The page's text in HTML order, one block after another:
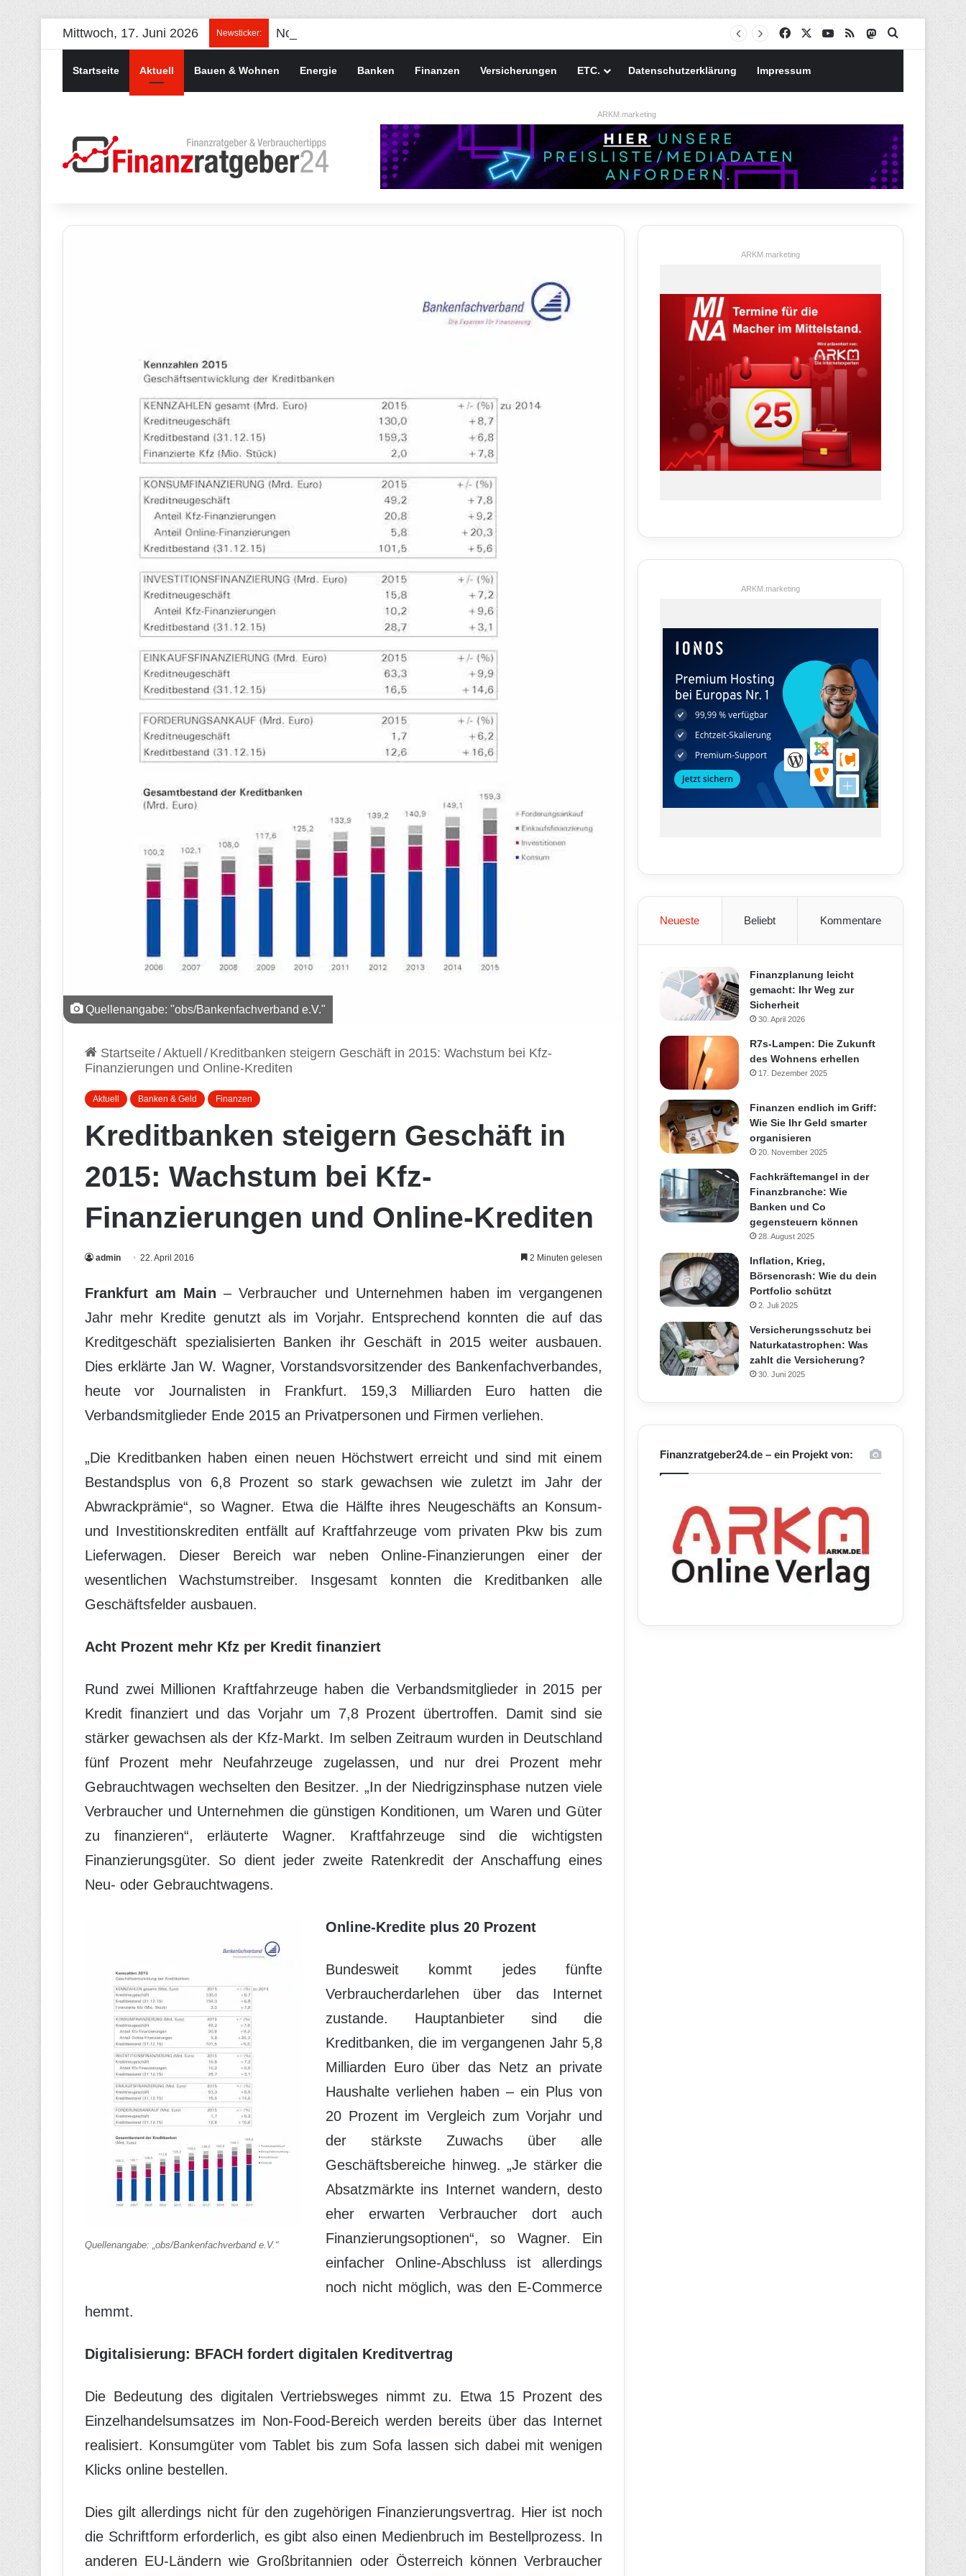
Mittwoch, 17. Juni 2026 Newsticker: Facebook YouTube
RSS MastodonSuchen nach
Startseite Aktuell Bauen & Wohnen Energie Banken Finanzen Versicherungen ETC. Datenschutzerklärung Impressum
ARKM.marketing
Quellenangabe: "obs/Bankenfachverband e.V."
Startseite/Aktuell / Kreditbanken steigern Geschäft in 2015: Wachstum bei Kfz-
Finanzierungen und Online-Krediten
Aktuell Banken & Geld Finanzen
Kreditbanken steigern Geschäft in
2015: Wachstum bei Kfz-
Finanzierungen und Online-Krediten
admin 22. April 2016 2 Minuten gelesen
Frankfurt am Main – Verbraucher und Unternehmen haben im vergangenen
Jahr mehr Kredite genutzt als im Vorjahr. Entsprechend konnten die auf das
Kreditgeschäft spezialisierten Banken ihr Geschäft in 2015 weiter ausbauen.
Dies erklärte Jan W. Wagner, Vorstandsvorsitzender des Bankenfachverbandes,
heute vor Journalisten in Frankfurt. 159,3 Milliarden Euro hatten die
Verbandsmitglieder Ende 2015 an Privatpersonen und Firmen verliehen.
„Die Kreditbanken haben einen neuen Höchstwert erreicht und sind mit einem
Bestandsplus von 6,8 Prozent so stark gewachsen wie zuletzt im Jahr der
Abwrackprämie“, so Wagner. Etwa die Hälfte ihres Neugeschäfts an Konsum-
und Investitionskrediten entfällt auf Kraftfahrzeuge vom privaten Pkw bis zum
Lieferwagen. Dieser Bereich war neben Online-Finanzierungen einer der
wesentlichen Wachstumstreiber. Insgesamt konnten die Kreditbanken alle
Geschäftsfelder ausbauen.
Acht Prozent mehr Kfz per Kredit finanziert
Rund zwei Millionen Kraftfahrzeuge haben die Verbandsmitglieder in 2015 per
Kredit finanziert und das Vorjahr um 7,8 Prozent übertroffen. Damit sind sie
stärker gewachsen als der Kfz-Markt. Im selben Zeitraum wurden in Deutschland
fünf Prozent mehr Neufahrzeuge zugelassen, und nur drei Prozent mehr
Gebrauchtwagen wechselten den Besitzer. „In der Niedrigzinsphase nutzen viele
Verbraucher und Unternehmen die günstigen Konditionen, um Waren und Güter
zu finanzieren“, erläuterte Wagner. Kraftfahrzeuge sind die wichtigsten
Finanzierungsgüter. So dient jeder zweite Ratenkredit der Anschaffung eines
Neu- oder Gebrauchtwagens.
Quellenangabe: „obs/Bankenfachverband e.V.“
Online-Kredite plus 20 Prozent
Bundesweit kommt jedes fünfte
Verbraucherdarlehen über das Internet
zustande. Hauptanbieter sind die
Kreditbanken, die im vergangenen Jahr 5,8
Milliarden Euro über das Netz an private
Haushalte verliehen haben – ein Plus von
20 Prozent im Vergleich zum Vorjahr und
der stärkste Zuwachs über alle
Geschäftsbereiche hinweg. „Je stärker die
Absatzmärkte ins Internet wandern, desto
eher erwarten Verbraucher dort auch
Finanzierungsoptionen“, so Wagner. Ein
einfacher Online-Abschluss ist allerdings
noch nicht möglich, was den E-Commerce
hemmt.
Digitalisierung: BFACH fordert digitalen Kreditvertrag
Die Bedeutung des digitalen Vertriebsweges nimmt zu. Etwa 15 Prozent des
Einzelhandelsumsatzes im Non-Food-Bereich werden bereits über das Internet
realisiert. Konsumgüter vom Tablet bis zum Sofa lassen sich dabei mit wenigen
Klicks online bestellen.
Dies gilt allerdings nicht für den zugehörigen Finanzierungsvertrag. Hier ist noch
die Schriftform erforderlich, es gibt also einen Medienbruch im Bestellprozess. In
anderen EU-Ländern wie Großbritannien oder Österreich können Verbraucher
ARKM.marketing
ARKM.marketing
Neueste Beliebt Kommentare
Finanzplanung leicht
gemacht: Ihr Weg zur
Sicherheit
30. April 2026
R7s-Lampen: Die Zukunft
des Wohnens erhellen
17. Dezember 2025
Finanzen endlich im Griff:
Wie Sie Ihr Geld smarter
organisieren
20. November 2025
Fachkräftemangel in der
Finanzbranche: Wie
Banken und Co
gegensteuern können
28. August 2025
Inflation, Krieg,
Börsencrash: Wie du dein
Portfolio schützt
2. Juli 2025
Versicherungsschutz bei
Naturkatastrophen: Was
zahlt die Versicherung?
30. Juni 2025
Finanzratgeber24.de – ein Projekt von: